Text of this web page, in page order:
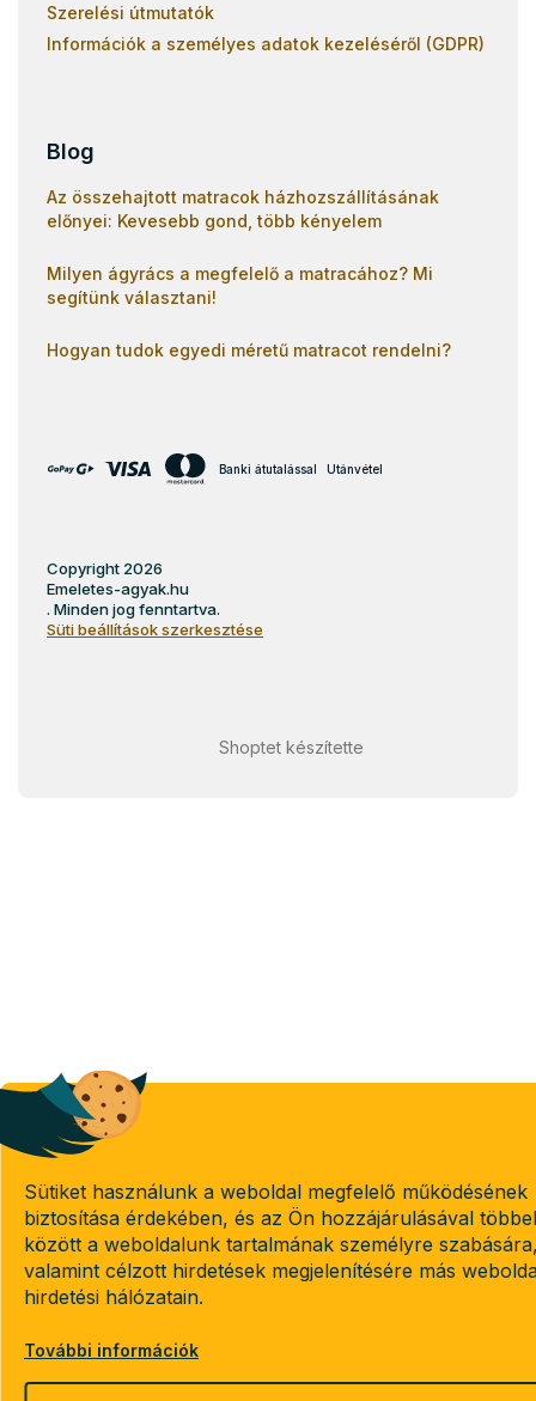
Sütiket használunk a weboldal megfelelő működésének
biztosítása érdekében, és az Ön hozzájárulásával
között a weboldalunk tartalmának személyre
valamint célzott hirdetések megjelenítésére más
hirdetési hálózatain.
További információk
Szerelési útmutatók
Információk a személyes adatok kezeléséről (GDPR)
Blog
Az összehajtott matracok házhozszállításának
előnyei: Kevesebb gond, több kényelem
Milyen ágyrács a megfelelő a matracához? Mi
segítünk választani!
Hogyan tudok egyedi méretű matracot rendelni?
Banki átutalással Utánvétel
Shoptet készítette
Copyright 2026
Emeletes-agyak.hu
. Minden jog fenntartva.
Süti beállítások szerkesztése